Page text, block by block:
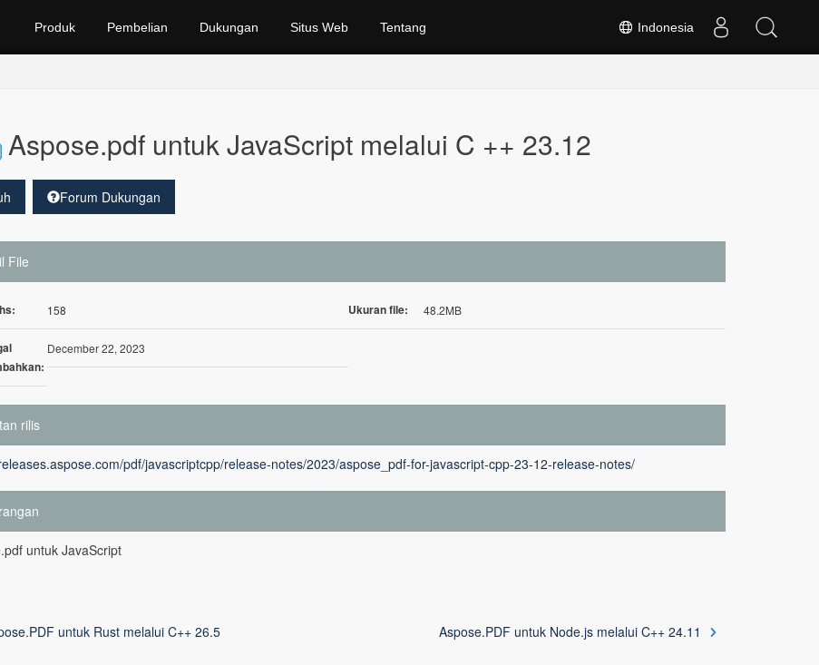
Indonesia
Produk Pembelian Dukungan Situs Web Tentang
Aspose.pdf untuk JavaScript melalui C ++ 23.12
Forum Dukungan
File
158 Ukuran file: 48.2MB
December 22, 2023
rilis
pdf/javascriptcpp/release-notes/2023/aspose_pdf-for-javascript-cpp-23-12-release-notes/
untuk JavaScript
untuk Rust melalui C++ 26.5 Aspose.PDF untuk Node.js melalui C++ 24.11